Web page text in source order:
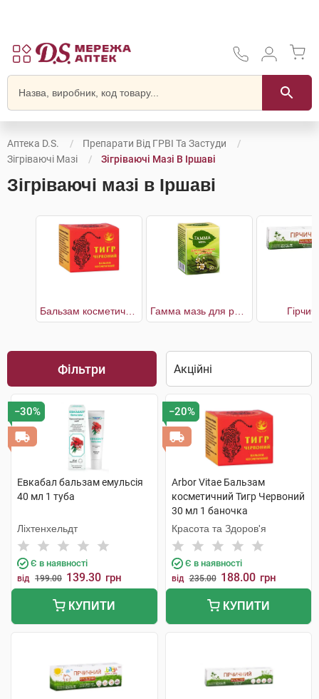
Аптека D.S.
Препарати Від ГРВІ Та Застуди
Зігріваючі Мазі
Зігріваючі Мазі В Іршаві
Зігріваючі мазі в Іршаві
Фільтри
−30%
Евкабал бальзам емульсія
40 мл 1 туба
Ліхтенхельдт
Є в наявності
від 199.00 139.30 грн
КУПИТИ
−20%
Arbor Vitae Бальзам
косметичний Тигр Червоний
30 мл 1 баночка
Красота та Здоров'я
Є в наявності
від 235.00 188.00 грн
КУПИТИ